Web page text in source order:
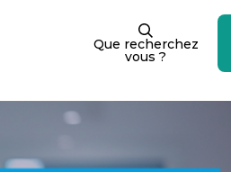
Que recherchez
vous ?